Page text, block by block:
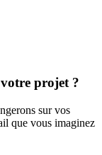
projet ?
sur vos
que vous imaginez